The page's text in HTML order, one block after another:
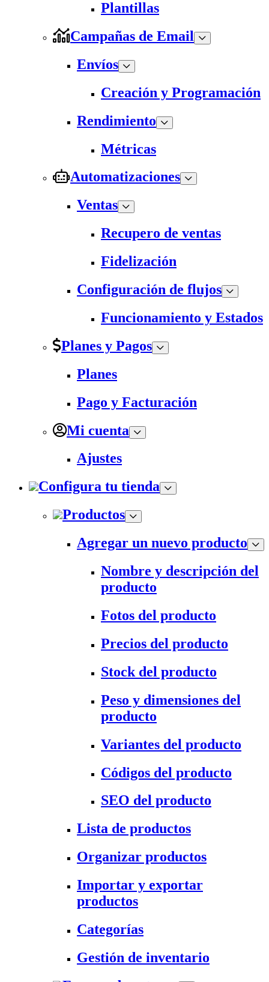
Plantillas
Campañas de Email
Envíos
Creación y Programación
Rendimiento
Métricas
Automatizaciones
Ventas
Recupero de ventas
Fidelización
Configuración de flujos
Funcionamiento y Estados
Planes y Pagos
Planes
Pago y Facturación
Mi cuenta
Ajustes
Configura tu tienda
Productos
Agregar un nuevo producto
Nombre y descripción del
producto
Fotos del producto
Precios del producto
Stock del producto
Peso y dimensiones del
producto
Variantes del producto
Códigos del producto
SEO del producto
Lista de productos
Organizar productos
Importar y exportar
productos
Categorías
Gestión de inventario